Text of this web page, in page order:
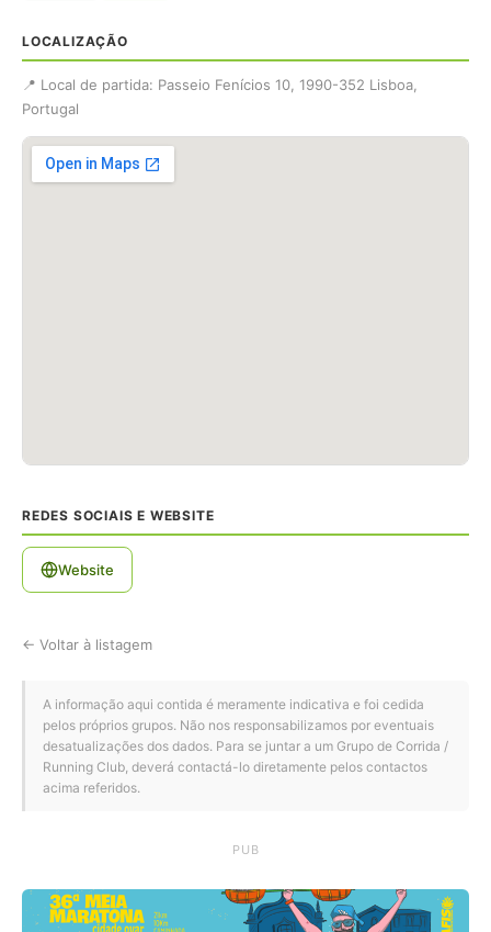
LOCALIZAÇÃO
📍 Local de partida: Passeio Fenícios 10, 1990-352 Lisboa,
Portugal
REDES SOCIAIS E WEBSITE
Website
← Voltar à listagem
A informação aqui contida é meramente indicativa e foi cedida
pelos próprios grupos. Não nos responsabilizamos por eventuais
desatualizações dos dados. Para se juntar a um Grupo de Corrida /
Running Club, deverá contactá-lo diretamente pelos contactos
acima referidos.
PUB